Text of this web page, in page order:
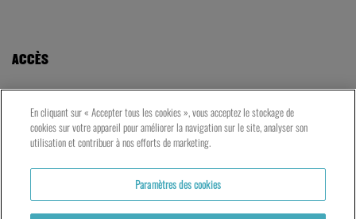
ACCÈS
LE TNG – VAISE
23 rue de Bourgogne – Lyon 9ème
LES ATELIERS – PRESQU’ÎLE
5 rue du Petit David – Lyon 2ème
En cliquant sur « Accepter tous les cookies », vous acceptez le stockage de
cookies sur votre appareil pour améliorer la navigation sur le site, analyser son
utilisation et contribuer à nos efforts de marketing.
Paramètres des cookies